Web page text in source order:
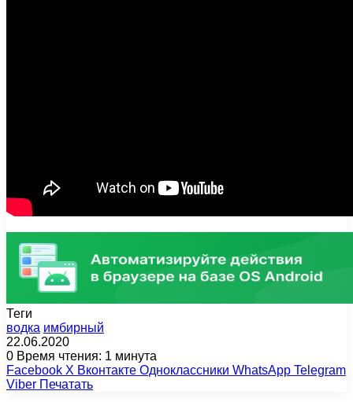
Теги
водка имбирный
22.06.2020
0 Время чтения: 1 минута
Facebook X Вконтакте Одноклассники WhatsApp Telegram
Viber Печатать